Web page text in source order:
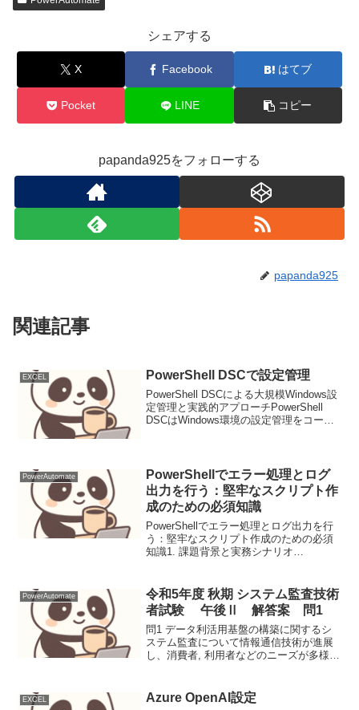
シェアする
X Facebook はてブ
Pocket LINE コピー
papanda925をフォローする
papanda925
関連記事
EXCEL PowerShell DSCで設定管理
PowerShell DSCによる大規模Windows設
定管理と実践的アプローチPowerShell
DSCはWindows環境の設定管理をコード
PowerAutomate
PowerShellでエラー処理とログ
出力を行う：堅牢なスクリプト作
成のための必須知識
PowerShellでエラー処理とログ出力を行
う：堅牢なスクリプト作成のための必須
知識1. 課題背景と実務シナリオ
く利用されています。しかし、スクリプ
ト実行中に...
PowerAutomate
令和5年度 秋期 システム監査技術
者試験 午後Ⅱ 解答案 問1
問1 データ利活用基盤の構築に関するシ
ステム監査について情報通信技術が進展
し、消費者, 利用者などのニーズが多様化
なビジネス, サービスを創造したりするこ
EXCEL Azure OpenAI設定